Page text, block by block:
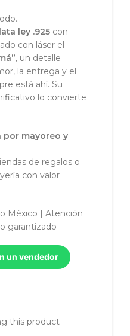
ley .925 con
con láser el
, un detalle
la entrega y el
está ahí. Su
lo convierte
por mayoreo y
de regalos o
con valor
México | Atención
garantizado
un vendedor
this product